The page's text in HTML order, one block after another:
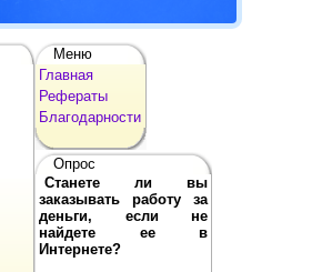
Меню
Главная
Рефераты
Благодарности
Опрос
Станете ли вы
заказывать работу за
деньги, если не
найдете ее в
Интернете?